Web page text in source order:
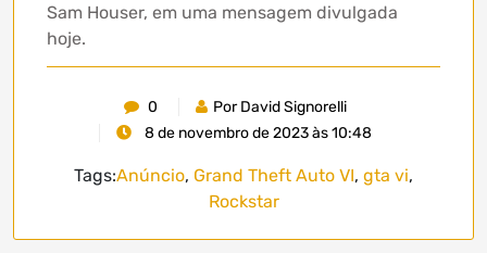
Sam Houser, em uma mensagem divulgada
hoje.
0
Por David Signorelli
8 de novembro de 2023 às 10:48
Tags:Anúncio, Grand Theft Auto VI, gta vi,
Rockstar